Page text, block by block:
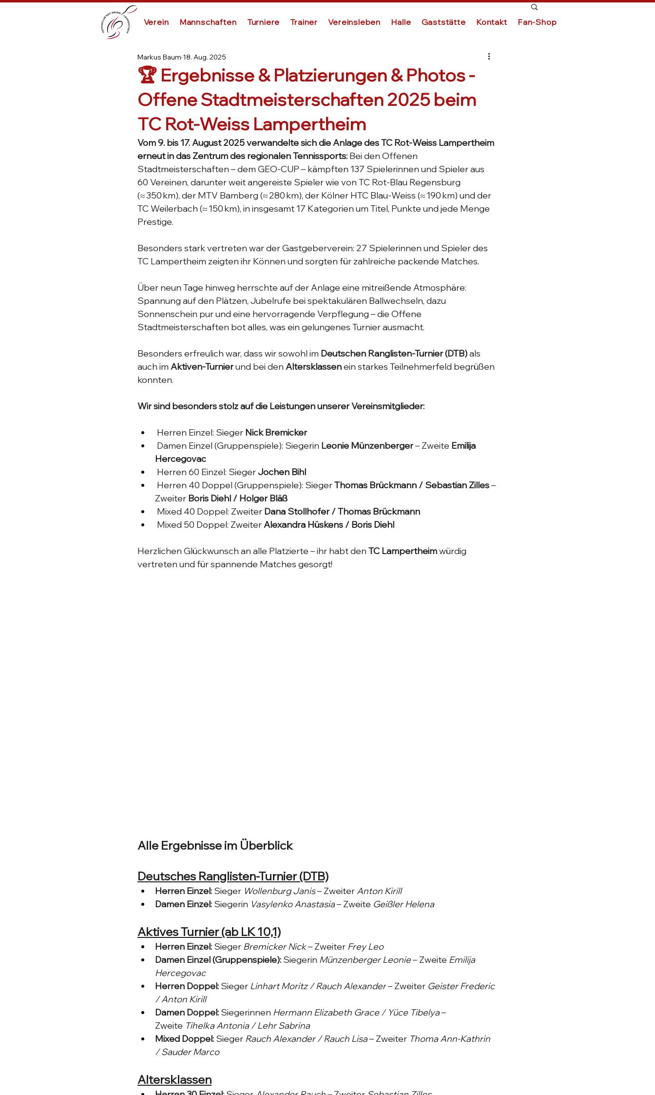
Verein Mannschaften Turniere Trainer Vereinsleben Halle Gaststätte Kontakt Fan-Shop
🏆 Ergebnisse & Platzierungen & Photos -
Offene Stadtmeisterschaften 2025 beim
TC Rot-Weiss Lampertheim
Markus Baum 18. Aug. 2025
Vom 9. bis 17. August 2025 verwandelte sich die Anlage des TC Rot-Weiss Lampertheim
erneut in das Zentrum des regionalen Tennissports: Bei den Offenen
Stadtmeisterschaften – dem GEO-CUP – kämpften 137 Spielerinnen und Spieler aus
60 Vereinen, darunter weit angereiste Spieler wie von TC Rot-Blau Regensburg
(≈ 350 km), der MTV Bamberg (≈ 280 km), der Kölner HTC Blau-Weiss (≈ 190 km) und der
TC Weilerbach (≈ 150 km), in insgesamt 17 Kategorien um Titel, Punkte und jede Menge
Prestige.
Besonders stark vertreten war der Gastgeberverein: 27 Spielerinnen und Spieler des
TC Lampertheim zeigten ihr Können und sorgten für zahlreiche packende Matches.
Über neun Tage hinweg herrschte auf der Anlage eine mitreißende Atmosphäre:
Spannung auf den Plätzen, Jubelrufe bei spektakulären Ballwechseln, dazu
Sonnenschein pur und eine hervorragende Verpflegung – die Offene
Stadtmeisterschaften bot alles, was ein gelungenes Turnier ausmacht.
Besonders erfreulich war, dass wir sowohl im Deutschen Ranglisten-Turnier (DTB) als
auch im Aktiven-Turnier und bei den Altersklassen ein starkes Teilnehmerfeld begrüßen
konnten.
Wir sind besonders stolz auf die Leistungen unserer Vereinsmitglieder:
Herren Einzel: Sieger Nick Bremicker
Damen Einzel (Gruppenspiele): Siegerin Leonie Münzenberger – Zweite Emilija
Hercegovac
Herren 60 Einzel: Sieger Jochen Bihl
Herren 40 Doppel (Gruppenspiele): Sieger Thomas Brückmann / Sebastian Zilles –
Zweiter Boris Diehl / Holger Bläß
Mixed 40 Doppel: Zweiter Dana Stollhofer / Thomas Brückmann
Mixed 50 Doppel: Zweiter Alexandra Hüskens / Boris Diehl
Herzlichen Glückwunsch an alle Platzierte – ihr habt den TC Lampertheim würdig
vertreten und für spannende Matches gesorgt!
Alle Ergebnisse im Überblick
Deutsches Ranglisten-Turnier (DTB)
Herren Einzel: Sieger Wollenburg Janis – Zweiter Anton Kirill
Damen Einzel: Siegerin Vasylenko Anastasia – Zweite Geißler Helena
Aktives Turnier (ab LK 10,1)
Herren Einzel: Sieger Bremicker Nick – Zweiter Frey Leo
Damen Einzel (Gruppenspiele): Siegerin Münzenberger Leonie – Zweite Emilija
Hercegovac
Herren Doppel: Sieger Linhart Moritz / Rauch Alexander – Zweiter Geister Frederic
/ Anton Kirill
Damen Doppel: Siegerinnen Hermann Elizabeth Grace / Yüce Tibelya –
Zweite Tihelka Antonia / Lehr Sabrina
Mixed Doppel: Sieger Rauch Alexander / Rauch Lisa – Zweiter Thoma Ann-Kathrin
/ Sauder Marco
Altersklassen